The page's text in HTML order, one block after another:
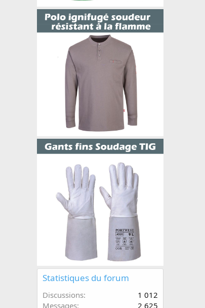
Statistiques du forum
Discussions
1 012
Messages
2 625